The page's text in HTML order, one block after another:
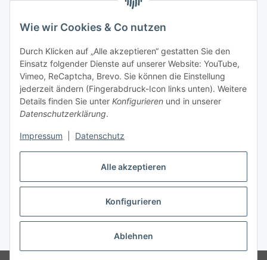
Alle akzeptieren
Konfigurieren
Ablehnen
Wie wir Cookies & Co nutzen
Durch Klicken auf „Alle akzeptieren“ gestatten Sie den
Einsatz folgender Dienste auf unserer Website: YouTube,
Vimeo, ReCaptcha, Brevo. Sie können die Einstellung
jederzeit ändern (Fingerabdruck-Icon links unten). Weitere
Details finden Sie unter Konfigurieren und in unserer
Datenschutzerklärung.
Impressum Datenschutz
Vertrag widerrufen
* Alle Preise inkl. gesetzlicher USt., zzgl.Versand